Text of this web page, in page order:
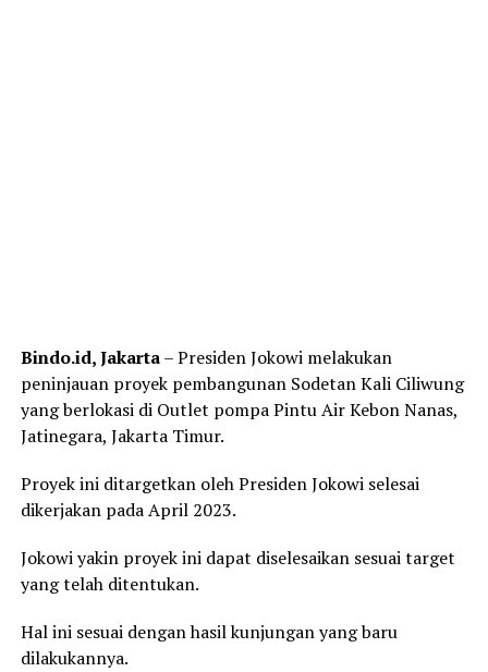
Bindo.id, Jakarta– Presiden Jokowi melakukan
peninjauan proyek pembangunan Sodetan Kali Ciliwung
yang berlokasi di Outlet pompa Pintu Air Kebon Nanas,
Jatinegara, Jakarta Timur.
Proyek ini ditargetkan oleh Presiden Jokowi selesai
dikerjakan pada April 2023.
Jokowi yakin proyek ini dapat diselesaikan sesuai target
yang telah ditentukan.
Hal ini sesuai dengan hasil kunjungan yang baru
dilakukannya.